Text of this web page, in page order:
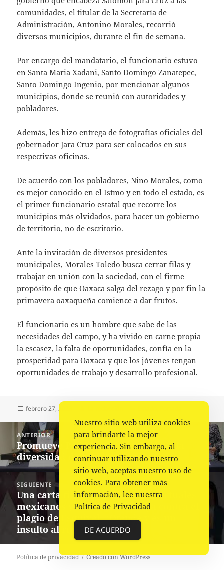
comunidades, el titular de la Secretaría de
Administración, Antonino Morales, recorrió
diversos municipios, durante el fin de semana.
Por encargo del mandatario, el funcionario estuvo
en Santa Maria Xadani, Santo Domingo Zanatepec,
Santo Domingo Ingenio, por mencionar algunos
municipios, donde se reunió con autoridades y
pobladores.
Además, les hizo entrega de fotografías oficiales del
gobernador Jara Cruz para ser colocados en sus
respectivas oficinas.
De acuerdo con los pobladores, Nino Morales, como
es mejor conocido en el Istmo y en todo el estado, es
el primer funcionario estatal que recorre los
municipios más olvidados, para hacer un gobierno
de territorio, no de escritorio.
Ante la invitación de diversos presidentes
municipales, Morales Toledo busca cerrar filas y
trabajar en unión con la sociedad, con el firme
propósito de que Oaxaca salga del rezago y por fin la
primavera oaxaqueña comience a dar frutos.
El funcionario es un hombre que sabe de las
necesidades del campo, y ha vivido en carne propia
la escasez, la falta de oportunidades, confía en la
prosperidad para Oaxaca y que los jóvenes tengan
oportunidades de trabajo y desarrollo profesional.
Publicado
febrero 27, 2023
Navegación
entradas
ANTERIOR
Entrada
anterior:
Promueve Poder Judicial respeto a la
diversidad de los sistemas jurídicos
SIGUIENTE
Siguiente
entrada:
Una carta firmada por 180 intelectuales
mexicanos y extranjeros carga contra el
plagio de Esquivel: “Ofende y es un
insulto al rigor”
Política de privacidad Creado con WordPress
Nuestro sitio web utiliza cookies
para brindarte la mejor
experiencia. Sin embargo, al
continuar utilizando nuestro
sitio web, aceptas nuestro uso de
cookies. Para obtener más
información, lee nuestra
Política de Privacidad
DE ACUERDO